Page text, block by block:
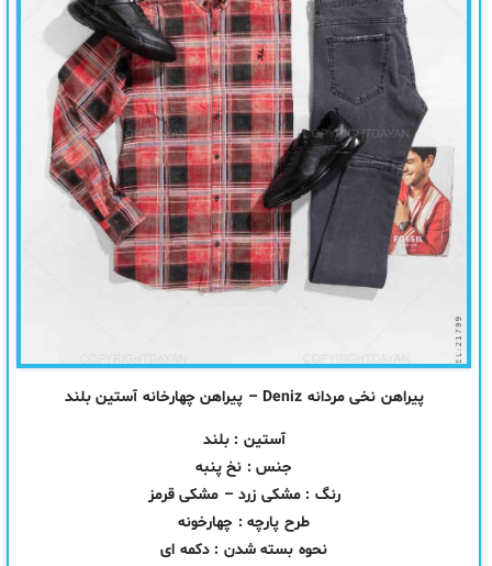
پیراهن نخی مردانه Deniz – پیراهن چهارخانه آستین بلند
آستین : بلند
جنس : نخ پنبه
رنگ : مشکی زرد – مشکی قرمز
طرح پارچه : چهارخونه
نحوه بسته شدن : دکمه ای